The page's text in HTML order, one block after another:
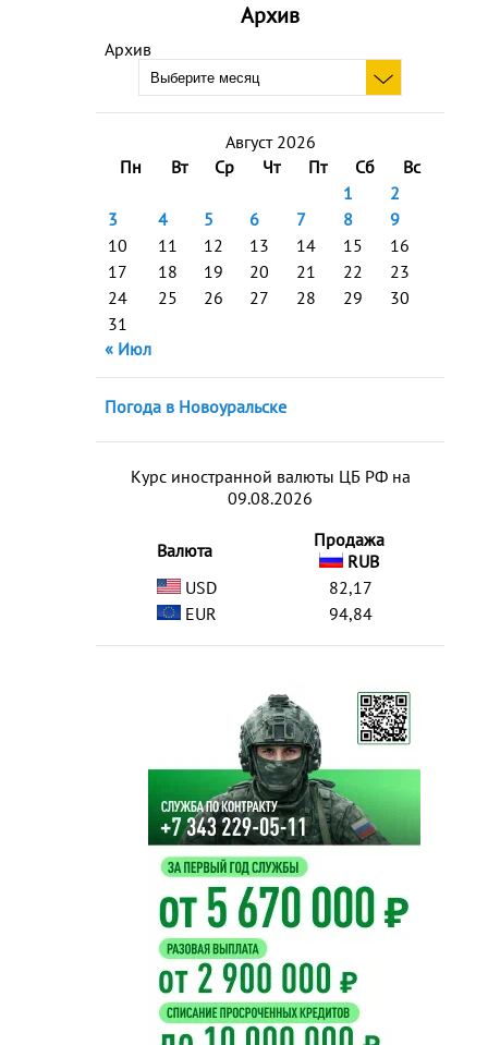
Архив
Архив
Август 2026
Пн
Вт Ср Чт Пт Сб
Вс
1
2
3
4 5 6 7 8
9
10
11 12 13 14 15
16
17
18 19 20 21 22
23
24
25 26 27 28 29
30
31
« Июл
Погода в Новоуральске
Курс иностранной валюты ЦБ РФ на
09.08.2026
Валюта
Продажа
RUB
USD
82,17
EUR
94,84